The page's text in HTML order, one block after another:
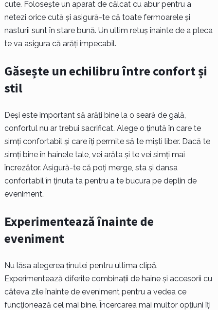
cute. Folosește un aparat de călcat cu abur pentru a
netezi orice cută și asigură-te că toate fermoarele și
nasturii sunt în stare bună. Un ultim retuș înainte de a pleca
te va asigura că arăți impecabil.
Găsește un echilibru între confort și
stil
Deși este important să arăți bine la o seară de gală,
confortul nu ar trebui sacrificat. Alege o ținută în care te
simți confortabil și care îți permite să te miști liber. Dacă te
simți bine în hainele tale, vei arăta și te vei simți mai
încrezător. Asigură-te că poți merge, sta și dansa
confortabil în ținuta ta pentru a te bucura pe deplin de
eveniment.
Experimentează înainte de
eveniment
Nu lăsa alegerea ținutei pentru ultima clipă.
Experimentează diferite combinații de haine și accesorii cu
câteva zile înainte de eveniment pentru a vedea ce
funcționează cel mai bine. Încercarea mai multor opțiuni îți